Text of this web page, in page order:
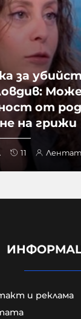
за
от
на грижи
11
и реклама